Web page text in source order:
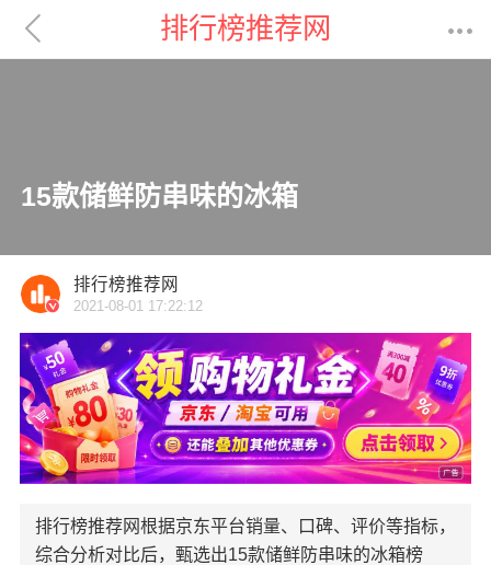
 排行榜推荐网 
15款储鲜防串味的冰箱

排行榜推荐网
2021-08-01 17:22:12
排行榜推荐网根据京东平台销量、口碑、评价等指标，
综合分析对比后，甄选出15款储鲜防串味的冰箱榜